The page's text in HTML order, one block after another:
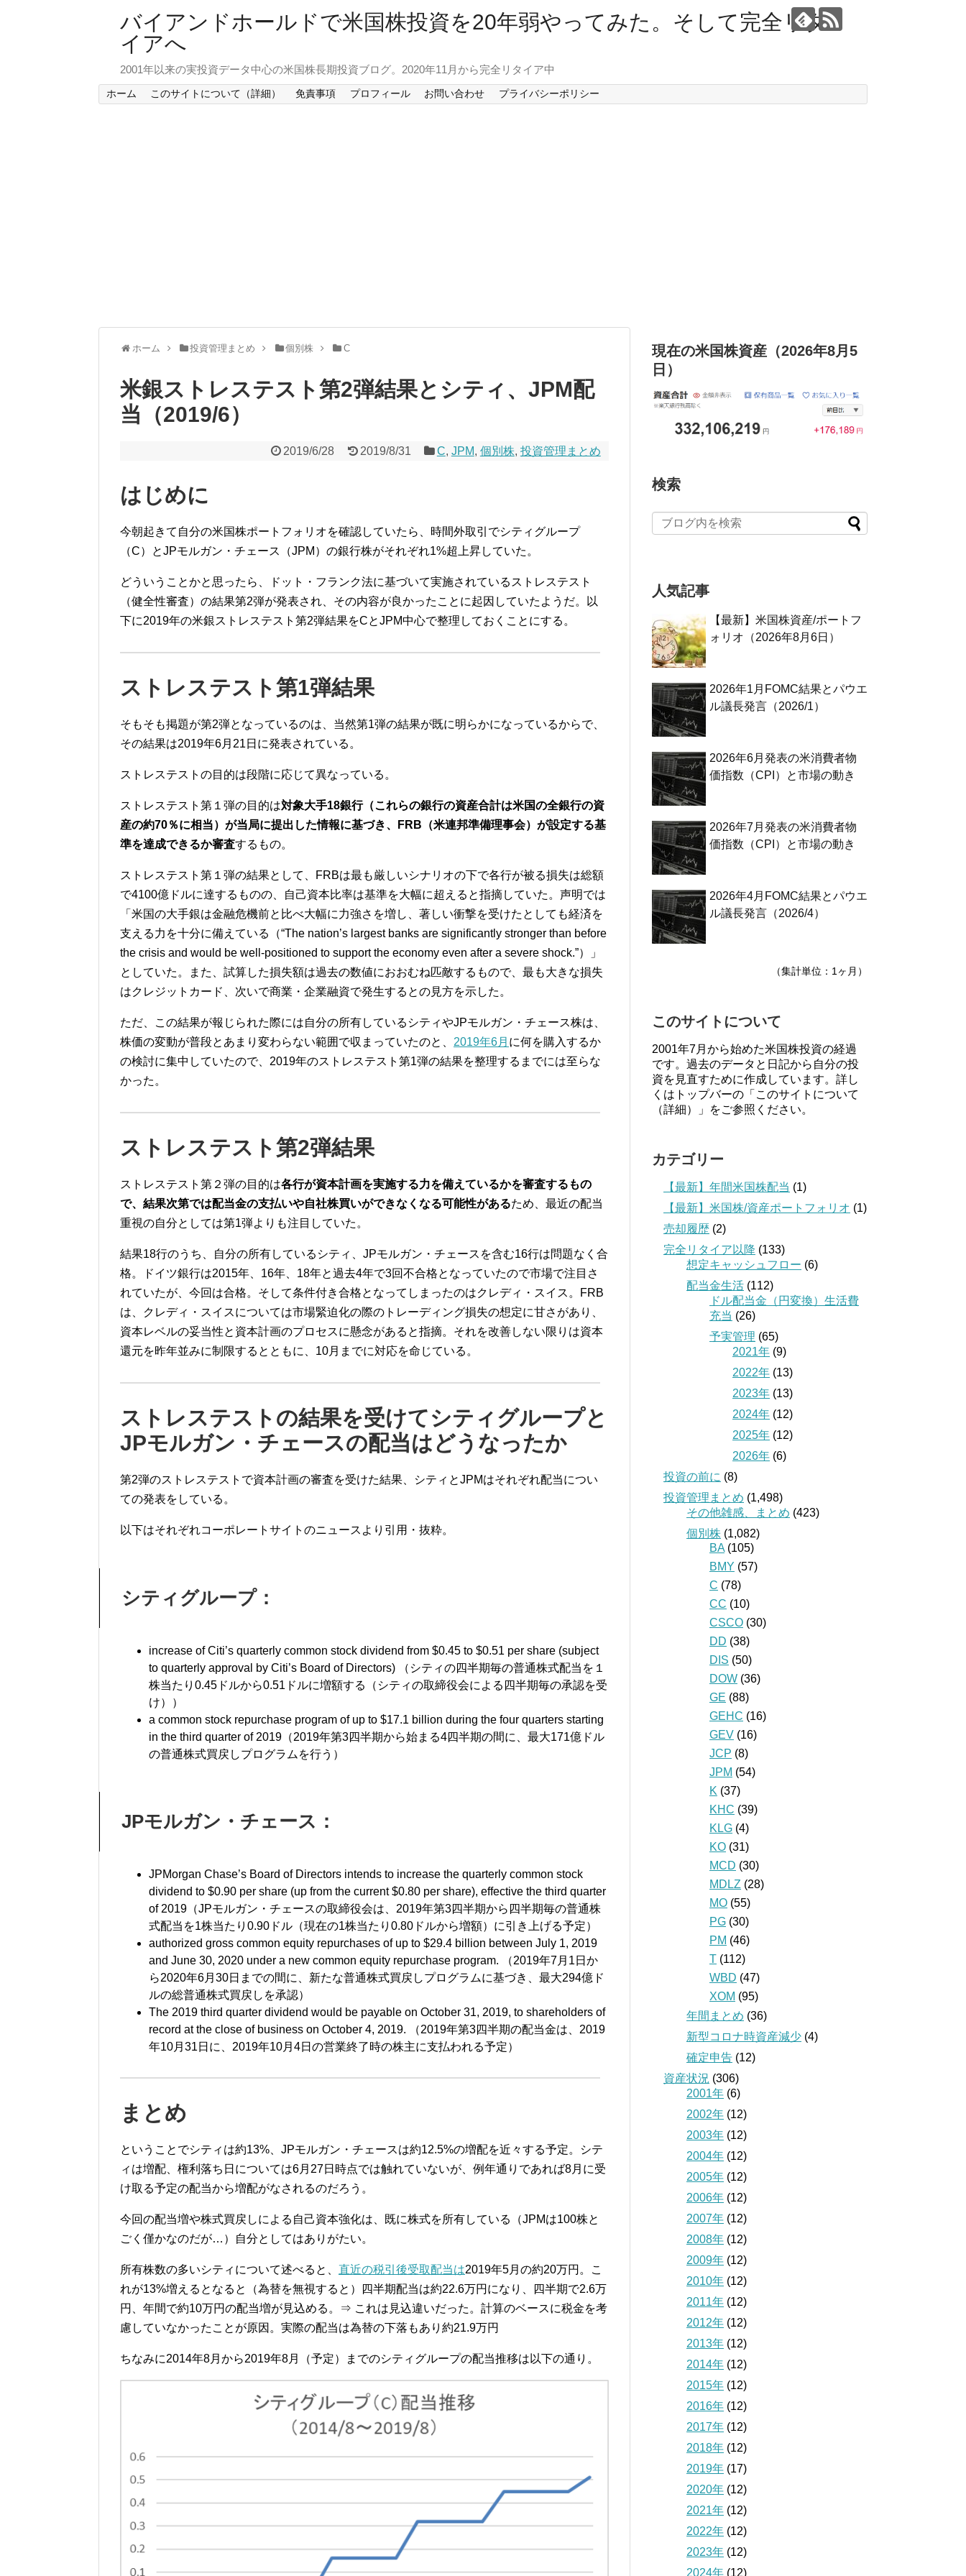
バイアンドホールドで米国株投資を20年弱やってみた。そして完全リタ
イアへ
2001年以来の実投資データ中心の米国株長期投資ブログ。2020年11月から完全リタイア中
ホーム このサイトについて（詳細） 免責事項 プロフィール お問い合わせ プライバシーポリシー
ホーム 投資管理まとめ 個別株 C
米銀ストレステスト第2弾結果とシティ、JPM配
当（2019/6）
2019/6/28 2019/8/31 C, JPM, 個別株, 投資管理まとめ
はじめに
今朝起きて自分の米国株ポートフォリオを確認していたら、時間外取引でシティグループ
（C）とJPモルガン・チェース（JPM ）の銀行株がそれぞれ1%超上昇していた。
どういうことかと思ったら、ドット・フランク法に基づいて実施されているストレステスト
（健全性審査）の結果第2弾が発表され、その内容が良かったことに起因していたようだ。以
下に2019年の米銀ストレステスト第2弾結果をCとJPM中心で整理しておくことにする。
ストレステスト第1弾結果
そもそも掲題が第2弾となっているのは、当然第1弾の結果が既に明らかになっているからで、
その結果は2019年6月 21 日に発表されている。
ストレステストの目的は段階に応じて異なっている。
ストレステスト第１弾の目的は対象大手18銀行（これらの銀行の資産合計は米国の全銀行の資
産の約70％に相当）が当局に提出した情報に基づき、 FRB （米連邦準備理事会）が設定する基
準を達成できるか審査するもの。
ストレステスト第１弾の結果として、 FRBは最も厳しいシナリオの下で各行が被る損失は総額
で4100億ドルに達するものの、自己資本比率は基準を大幅に超えると指摘していた。声明では
「米国の大手銀は金融危機前と比べ大幅に力強さを増し、著しい衝撃を受けたとしても経済を
支える力を十分に備えている（“The nation’s largest banks are significantly stronger than before
the crisis and would be well-positioned to support the economy even after a severe shock.”）」
としていた。また、試算した損失額は過去の数値におおむね匹敵するもので、最も大きな損失
はクレジットカード、次いで商業・企業融資で発生するとの見方を示した。
ただ、この結果が報じられた際には自分の所有しているシティやJPモルガン・チェース株は、
株価の変動が普段とあまり変わらない範囲で収まっていたのと、 2019年6月 に何を購入するか
の検討に集中していたので、2019年のストレステスト第1弾の結果を整理するまでには至らな
かった。
ストレステスト第2弾結果
ストレステスト第２弾の目的は各行が資本計画を実施する力を備えているかを審査するもの
で、結果次第では配当金の支払いや自社株買いができなくなる可能性があるため、最近の配当
重視の自分としては第1弾よりも注目していた。
結果18行のうち、自分の所有しているシティ、 JPモルガン・チェースを含む16行は問題なく合
格。ドイツ銀行は2015年、 16年、 18年と過去4年で3回不合格となっていたので市場で注目さ
れていたが、今回は合格。そして条件付き合格となってしまったのはクレディ・スイス。
FRB
は、クレディ・スイスについては市場緊迫化の際のトレーディング損失の想定に甘さがあり、
資本レベルの妥当性と資本計画のプロセスに懸念があると指摘。それを改善しない限りは資本
還元を昨年並みに制限するとともに、 10月までに対応を命じている。
ストレステストの結果を受けてシティグループと
JPモルガン・チェースの配当はどうなったか
第2弾のストレステストで資本計画の審査を受けた結果、シティとJPMはそれぞれ配当につい
ての発表をしている。
以下はそれぞれコーポレートサイトのニュースより引用・抜粋。
シティグループ：
increase of Citi’s quarterly common stock dividend from $0.45 to $0.51 per share (subject
to quarterly approval by Citi’s Board of Directors) （ シティの四半期毎の普通株式配当を１
株当たり 0.45 ドルから0.51 ドルに増額する（シティの取締役会による四半期毎の承認を受
け））
a common stock repurchase program of up to $17.1 billion during the four quarters starting
in the third quarter of 2019（2019年第3四半期から始まる4四半期の間に、最大171億ドル
の普通株式買戻しプログラムを行う）
JPモルガン・チェース：
JPMorgan Chase’s Board of Directors intends to increase the quarterly common stock
dividend to $0.90 per share (up from the current $0.80 per share), effective the third quarter
of 2019（JPモルガン・チェースの取締役会は、 2019年第3四半期から四半期毎の普通株
式配当を1株当たり 0.90 ドル（現在の1株当たり 0.80 ドルから増額）に引き上げる予定）
authorized gross common equity repurchases of up to $29.4 billion between July 1, 2019
and June 30, 2020 under a new common equity repurchase program. （2019年7月 1 日か
ら2020年6月 30日までの間に、新たな普通株式買戻しプログラムに基づき、最大294億ド
ルの総普通株式買戻しを承認）
The 2019 third quarter dividend would be payable on October 31, 2019, to shareholders of
record at the close of business on October 4, 2019. （2019年第3四半期の配当金は、 2019
年10月 31 日に、 2019年10月 4日の営業終了時の株主に支払われる予定）
まとめ
ということでシティは約13% JPモルガン・チェースは約12.5%の増配を近々する予定。シテ
ィは増配、権利落ち日については6月 27日時点では触れていないが、例年通りであれば8月に受
け取る予定の配当から増配がなされるのだろう。
今回の配当増や株式買戻しによる自己資本強化は、既に株式を所有している（JPMは100株と
ごく僅かなのだが…）自分としてはありがたい。
所有株数の多いシティについて述べると、 直近の税引後受取配当は2019年5月の約20万円。こ
れが13%増えるとなると（為替を無視すると）四半期配当は約22.6万円になり、四半期で2.6万
円、年間で約10万円の配当増が見込める。⇒ これは見込違いだった。計算のベースに税金を考
慮していなかったことが原因。実際の配当は為替の下落もあり約21.9万円
ちなみに2014年8月から2019年8月（予定）までのシティグループの配当推移は以下の通り。
現在の米国株資産（2026年8月5
日）
検索
人気記事
【最新】米国株資産/ポートフ
ォリオ（2026年8月6日）
2026年1月FOMC結果とパウエ
ル議長発言（2026/1）
2026年6月発表の米消費者物
価指数（CPI）と市場の動き
2026年7月発表の米消費者物
価指数（CPI）と市場の動き
2026年4月FOMC結果とパウエ
ル議長発言（2026/4）
（集計単位：1ヶ月）
このサイトについて
2001年7月から始めた米国株投資の経過
です。過去のデータと日記から自分の投
資を見直すために作成しています。詳し
くはトップバーの「このサイトについて
（詳細）」をご参照ください。
カテゴリー
【最新】年間米国株配当 (1)
【最新】米国株/資産ポートフォリオ (1)
売却履歴 (2)
完全リタイア以降 (133)
想定キャッシュフロー (6)
配当金生活 (112)
ドル配当金（円変換）生活費
充当 (26)
予実管理 (65)
2021年 (9)
2022年 (13)
2023年 (13)
2024年 (12)
2025年 (12)
2026年 (6)
投資の前に (8)
投資管理まとめ (1,498)
その他雑感、まとめ (423)
個別株 (1,082)
BA (105)
BMY (57)
C (78)
CC (10)
CSCO (30)
DD (38)
DIS (50)
DOW (36)
GE (88)
GEHC (16)
GEV (16)
JCP (8)
JPM (54)
K (37)
KHC (39)
KLG (4)
KO (31)
MCD (30)
MDLZ (28)
MO (55)
PG (30)
PM (46)
T (112)
WBD (47)
XOM (95)
年間まとめ (36)
新型コロナ時資産減少 (4)
確定申告 (12)
資産状況 (306)
2001年 (6)
2002年 (12)
2003年 (12)
2004年 (12)
2005年 (12)
2006年 (12)
2007年 (12)
2008年 (12)
2009年 (12)
2010年 (12)
2011年 (12)
2012年 (12)
2013年 (12)
2014年 (12)
2015年 (12)
2016年 (12)
2017年 (12)
2018年 (12)
2019年 (17)
2020年 (12)
2021年 (12)
2022年 (12)
2023年 (12)
2024年 (12)